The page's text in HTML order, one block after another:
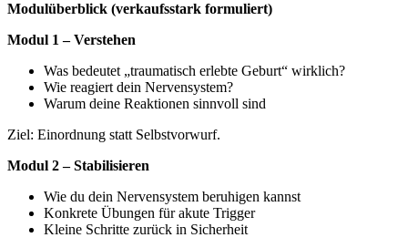
Modulüberblick (verkaufsstark formuliert)
Modul 1 – Verstehen
Was bedeutet „traumatisch erlebte Geburt“ wirklich?
Wie reagiert dein Nervensystem?
Warum deine Reaktionen sinnvoll sind
Ziel: Einordnung statt Selbstvorwurf.
Modul 2 – Stabilisieren
Wie du dein Nervensystem beruhigen kannst
Konkrete Übungen für akute Trigger
Kleine Schritte zurück in Sicherheit